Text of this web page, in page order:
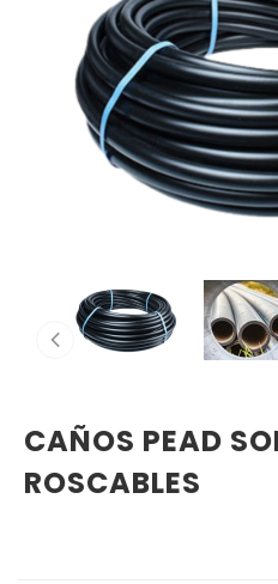
CAÑOS PEAD
ROSCABLES